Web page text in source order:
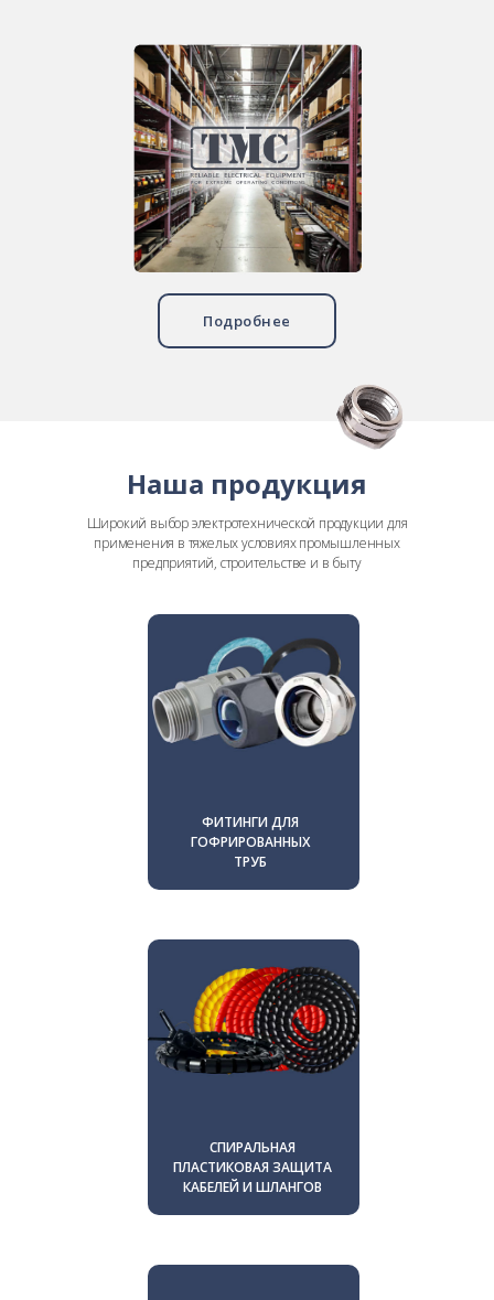
Подробнее
ФИТИНГИ ДЛЯ
ГОФРИРОВАННЫХ
ТРУБ
СПИРАЛЬНАЯ
ПЛАСТИКОВАЯ ЗАЩИТА
КАБЕЛЕЙ И ШЛАНГОВ
Наша продукция
Широкий выбор электротехнической продукции для
применения в тяжелых условиях промышленных
предприятий, строительстве и в быту